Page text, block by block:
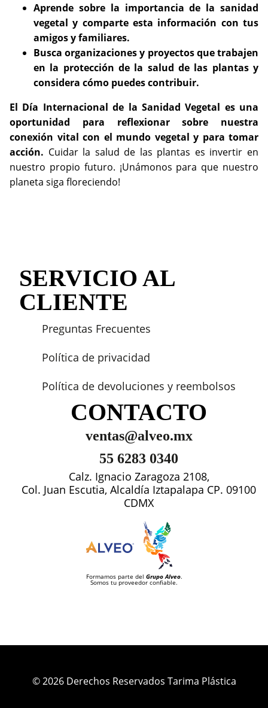
Aprende sobre la importancia de la sanidad
vegetal y comparte esta información con tus
amigos y familiares.
Busca organizaciones y proyectos que trabajen
en la protección de la salud de las plantas y
considera cómo puedes contribuir.
El Día Internacional de la Sanidad Vegetal es una
oportunidad para reflexionar sobre nuestra
conexión vital con el mundo vegetal y para tomar
acción. Cuidar la salud de las plantas es invertir en
nuestro propio futuro. ¡Unámonos para que nuestro
planeta siga floreciendo!
SERVICIO AL
CLIENTE
Preguntas Frecuentes
Política de privacidad
Política de devoluciones y reembolsos
CONTACTO
ventas@alveo.mx
55 6283 0340
Calz. Ignacio Zaragoza 2108,
Col. Juan Escutia, Alcaldía Iztapalapa CP. 09100
CDMX
Formamos parte del Grupo Alveo.
Somos tu proveedor confiable.
© 2026 Derechos Reservados Tarima Plástica